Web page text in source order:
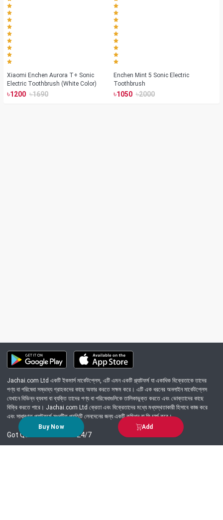
Buy Now Add
Xiaomi Enchen Aurora T+ Sonic
Electric Toothbrush (White Color)
৳1200 ৳1690
Enchen Mint 5 Sonic Electric
Toothbrush
৳1050 ৳2000
Jachai.com Ltd একটি ইকমার্স মার্কেটপ্লেস, এটি এমন একটি প্ল্যাটফর্ম যা একাধিক বিক্রেতাকে তাদের
পণ্য বা পরিষেবা সম্ভাব্য গ্রাহকদের কাছে অফার করতে সক্ষম করে। এটি এক ধরনের অনলাইন মার্কেটপ্লেস
যেখানে বিভিন্ন ব্যবসা বা ব্যক্তি তাদের পণ্য বা পরিষেবাগুলিকে তালিকাভুক্ত করতে এবং ভোক্তাদের কাছে
বিক্রি করতে পারে। Jachai.com Ltd ক্রেতা এবং বিক্রেতাদের মধ্যে মধ্যস্থতাকারী হিসাবে কাজ করে
এবং সাধারণত প্ল্যাটফর্মে সংঘটিত প্রতিটি লেনদেনের জন্য একটি কমিশন বা ফি চার্জ করে।
Got Question? Call us 24/7